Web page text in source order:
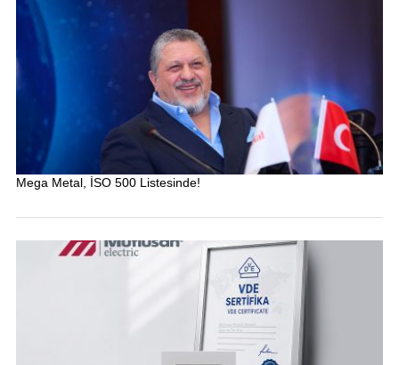
Mega Metal, İSO 500 Listesinde!